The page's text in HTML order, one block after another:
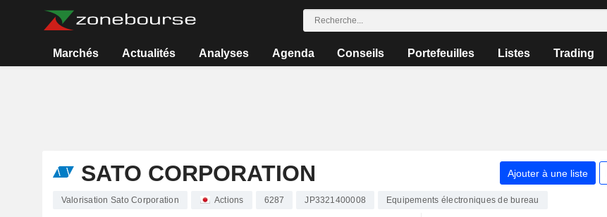
Marchés Actualités Analyses Agenda Conseils Portefeuilles Listes Trading
SATO CORPORATION Ajouter à une liste
Valorisation Sato Corporation Actions 6287 JP3321400008 Equipements électroniques de bureau